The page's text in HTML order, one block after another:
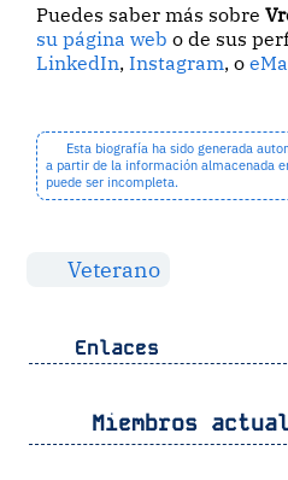
Puedes saber más sobre
su página web o de sus
LinkedIn,Instagram, o
Esta biografía ha sido generada
a partir de la información almacenada
puede ser incompleta.
Veterano
Enlaces
Miembros